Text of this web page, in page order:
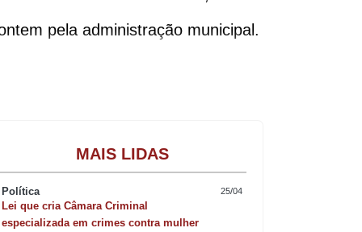
pela administração municipal.
faixa etária. Um ano depois, os
toda a nossa rede municipal de
MAIS LIDAS
Política 25/04
Lei que cria Câmara Criminal
especializada em crimes contra mulher